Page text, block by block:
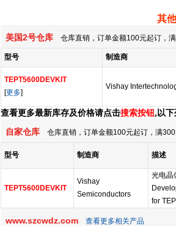
其
美国2号仓库 仓库直销，订单金额100元起订，
型号 制造商
TEPT5600DEVKIT
[更多]
Vishay
查看更多最新库存及价格请点击搜索按钮,以下
自家仓库 仓库直销，订单金额100元起订，满
型号 制造商 描述
TEPT5600DEVKIT
Vishay
Semiconductors
光电晶
for
www.szcwdz.com 查看更多相关产品